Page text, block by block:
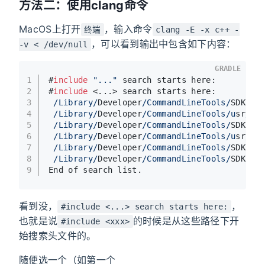
方法二：使用clang命令
MacOS上打开 终端 ，输入命令 clang -E -x c++ -
-v < /dev/null
，可以看到输出中包含如下内容：
1
2
3
4
5
6
7
8
9
#include "..." search starts here:
#include <...> search starts here:
/Library/Developer/CommandLineTools/SDKs
/Library/Developer/CommandLineTools/usr/
/Library/Developer/CommandLineTools/SDKs
/Library/Developer/CommandLineTools/usr/
/Library/Developer/CommandLineTools/SDKs
/Library/Developer/CommandLineTools/SDKs
End of search list.
GRADLE
看到没， #include <...> search starts here:
，
也就是说 #include <xxx> 的时候是从这些路径下开
始搜索头文件的。
随便选一个（如第一个